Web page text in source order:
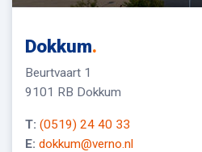
Dokkum.
Beurtvaart 1
9101 RB Dokkum
T: (0519) 24 40 33
E: dokkum@verno.nl